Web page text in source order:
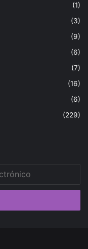
(1)
(3)
(9)
(6)
(7)
(16)
(6)
(229)